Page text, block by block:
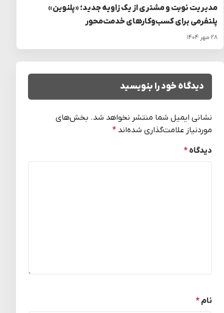
مدیریت نوبت و مشتری از یک زاویه جدید؛ «پلنوین»
پلتفرمی برای کسب‌وکارهای خدمت‌محور
۲۸ مهر ۱۴۰۴
دیدگاه خود را بنویسید
نشانی ایمیل شما منتشر نخواهد شد. بخش‌های
موردنیاز علامت‌گذاری شده‌اند *
دیدگاه *
نام *